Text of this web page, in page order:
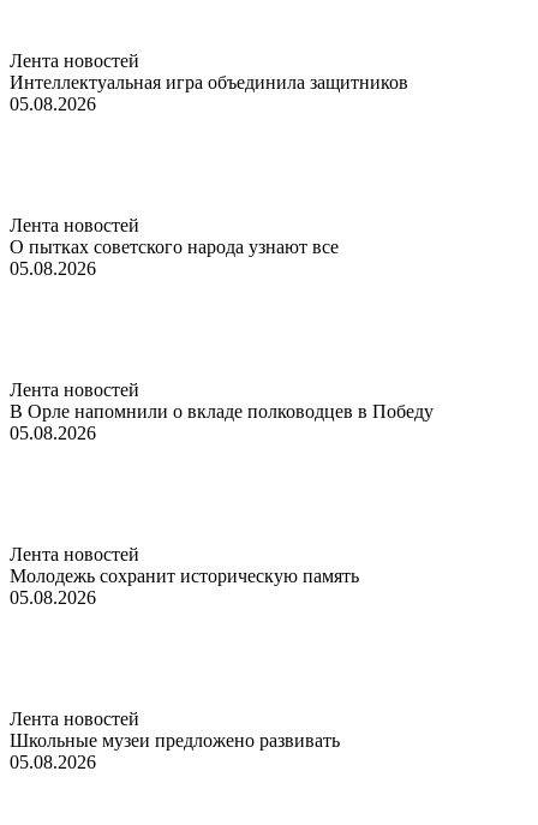
Лента новостей
Интеллектуальная игра объединила защитников
05.08.2026
Лента новостей
О пытках советского народа узнают все
05.08.2026
Лента новостей
В Орле напомнили о вкладе полководцев в Победу
05.08.2026
Лента новостей
Молодежь сохранит историческую память
05.08.2026
Лента новостей
Школьные музеи предложено развивать
05.08.2026